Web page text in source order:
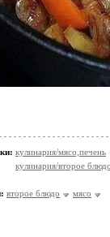
кулинария/мясо,печень
кулинария/второе
второе блюдо мясо